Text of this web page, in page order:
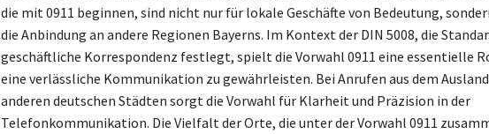
die mit 0911 beginnen, sind nicht nur für lokale Geschäfte von Bedeutung,
die Anbindung an andere Regionen Bayerns. Im Kontext der DIN 5008, die
geschäftliche Korrespondenz festlegt, spielt die Vorwahl 0911 eine essentielle
eine verlässliche Kommunikation zu gewährleisten. Bei Anrufen aus dem
anderen deutschen Städten sorgt die Vorwahl für Klarheit und Präzision in der
Telefonkommunikation. Die Vielfalt der Orte, die unter der Vorwahl 0911